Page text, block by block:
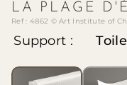
LA PLAGE
Ref : 4862 © Art Institute of
Support :